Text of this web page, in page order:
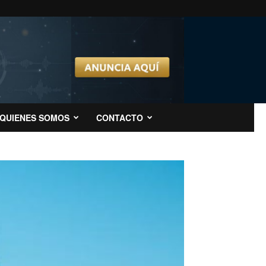
QUIENES SOMOS CONTACTO